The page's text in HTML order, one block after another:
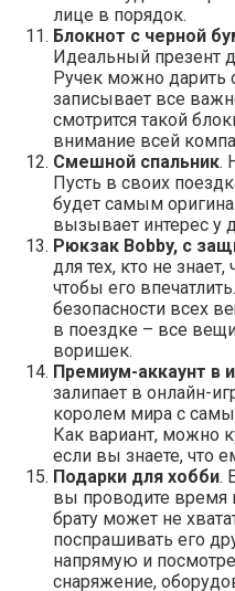
лице в порядок.
Блокнот с черной
Идеальный презент
Ручек можно дарить
записывает все
смотрится такой
внимание всей
Смешной спальник.
Пусть в своих
будет самым
вызывает интерес у
Рюкзак Bobby, с
для тех, кто не
чтобы его
безопасности всех
в поездке – все
воришек.
Премиум-аккаунт в
залипает в онлайн-
королем мира с
Как вариант, можно
если вы знаете, что
Подарки для хобби.
вы проводите время
брату может не
поспрашивать его
напрямую и
снаряжение,